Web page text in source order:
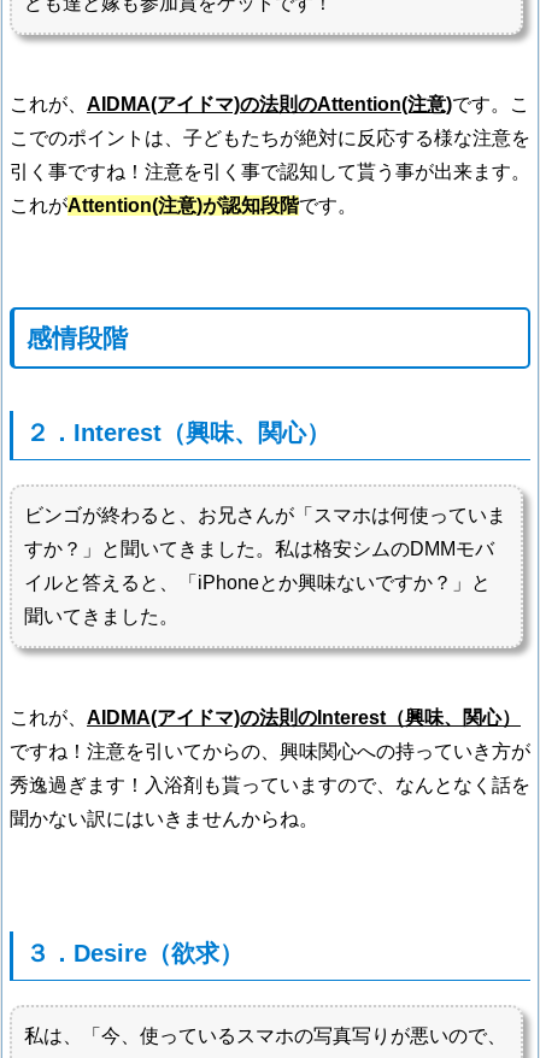
これが、 AIDMA(アイドマ)の法則のAttention(注意)です。こ
こでのポイントは、子どもたちが絶対に反応する様な注意を
引く事ですね！注意を引く事で認知して貰う事が出来ます。
これがAttention(注意)が認知段階です。
感情段階
２．Interest（興味、関心）
ビンゴが終わると、お兄さんが「スマホは何使っていま
すか？」と聞いてきました。私は格安シムのDMMモバ
イルと答えると、「iPhoneとか興味ないですか？」と
聞いてきました。
これが、 AIDMA(アイドマ)の法則のInterest（興味、関心）
ですね！注意を引いてからの、興味関心への持っていき方が
秀逸過ぎます！入浴剤も貰っていますので、なんとなく話を
聞かない訳にはいきませんからね。
３．Desire（欲求）
私は、「今、使っているスマホの写真写りが悪いので、